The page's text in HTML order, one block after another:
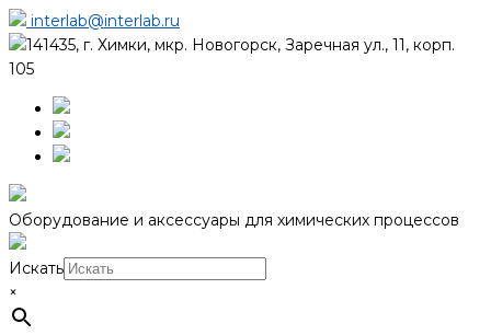
interlab@interlab.ru
141435, г. Химки, мкр. Новогорск, Заречная ул., 11, корп.
105
Оборудование и аксессуары для химических процессов
Искать
×